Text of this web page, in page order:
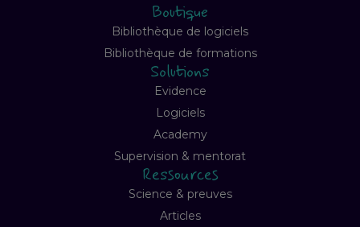
Boutique
Bibliothèque de logiciels
Bibliothèque de formations
Solutions
Evidence
Logiciels
Academy
Supervision & mentorat
Ressources
Science & preuves
Articles